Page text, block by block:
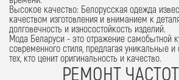
Высокое качество: Белорусская одежда
качеством изготовления и вниманием к
долговечность и износостойкость изделий.
Мода Беларуси - это отражение самобытной
современного стиля, предлагая уникальные
тех, кто ценит оригинальность и качество.
РЕМОНТ